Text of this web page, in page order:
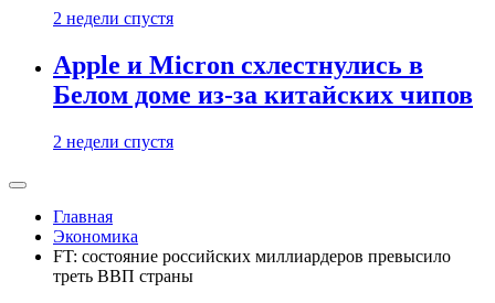
2 недели спустя
Apple и Micron схлестнулись в
Белом доме из-за китайских чипов
2 недели спустя
Главная
Экономика
FT: состояние российских миллиардеров превысило
треть ВВП страны